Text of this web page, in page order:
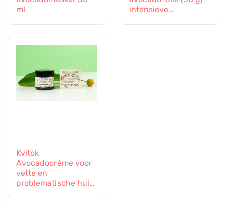
ml
intensieve
Kvitok
Avocadocrème voor
vette en
problematische huid